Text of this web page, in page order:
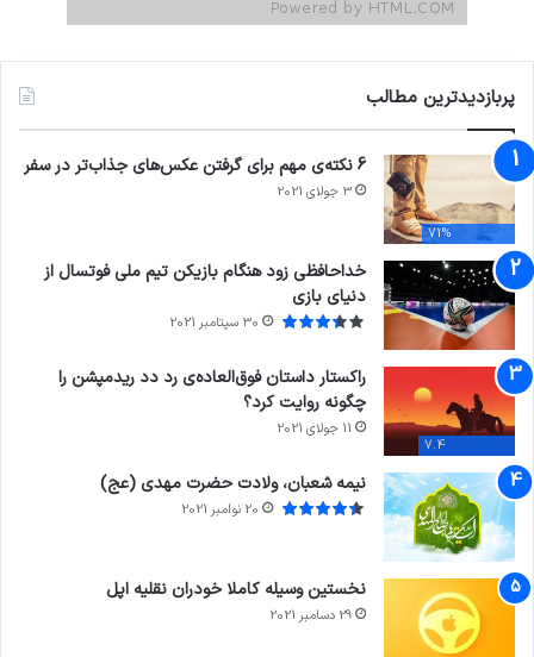
پربازدیدترین مطالب
71%
6 نکته‌ی مهم برای گرفتن عکس‌های جذاب‌تر در سفر
3 جولای 2021
خداحافظی زود هنگام بازیکن تیم ملی فوتسال از
دنیای بازی
30 سپتامبر 2021
7.4
راکستار داستان فوق‌العاده‌ی رد دد ریدمپشن را
چگونه روایت کرد؟
11 جولای 2021
نیمه شعبان، ولادت حضرت مهدی (عج)
20 نوامبر 2021
نخستین وسیله کاملا خودران نقلیه اپل
29 دسامبر 2021